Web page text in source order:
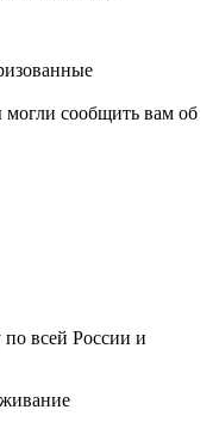
сообщить вам об
всей России и